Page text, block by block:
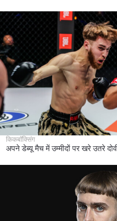
किकबॉक्सिंग
अपने डेब्यू मैच में उम्मीदों पर खरे उतरे